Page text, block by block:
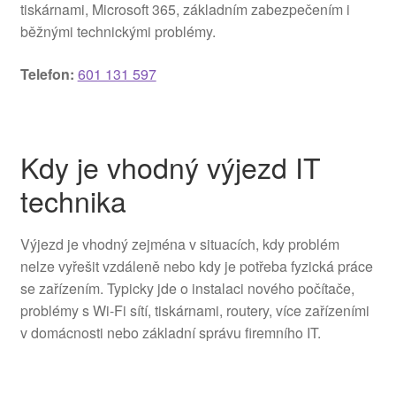
tiskárnami, Microsoft 365, základním zabezpečením i
běžnými technickými problémy.
Telefon: 601 131 597
Kdy je vhodný výjezd IT
technika
Výjezd je vhodný zejména v situacích, kdy problém
nelze vyřešit vzdáleně nebo kdy je potřeba fyzická práce
se zařízením. Typicky jde o instalaci nového počítače,
problémy s Wi-Fi sítí, tiskárnami, routery, více zařízeními
v domácnosti nebo základní správu firemního IT.